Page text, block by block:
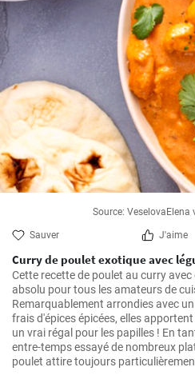
Source:
Sauver J'aime
Curry de poulet exotique avec
Cette recette de poulet au curry
absolu pour tous les amateurs de
Remarquablement arrondies avec
frais d'épices épicées, elles
un vrai régal pour les papilles ! En
entre-temps essayé de nombreux
poulet attire toujours